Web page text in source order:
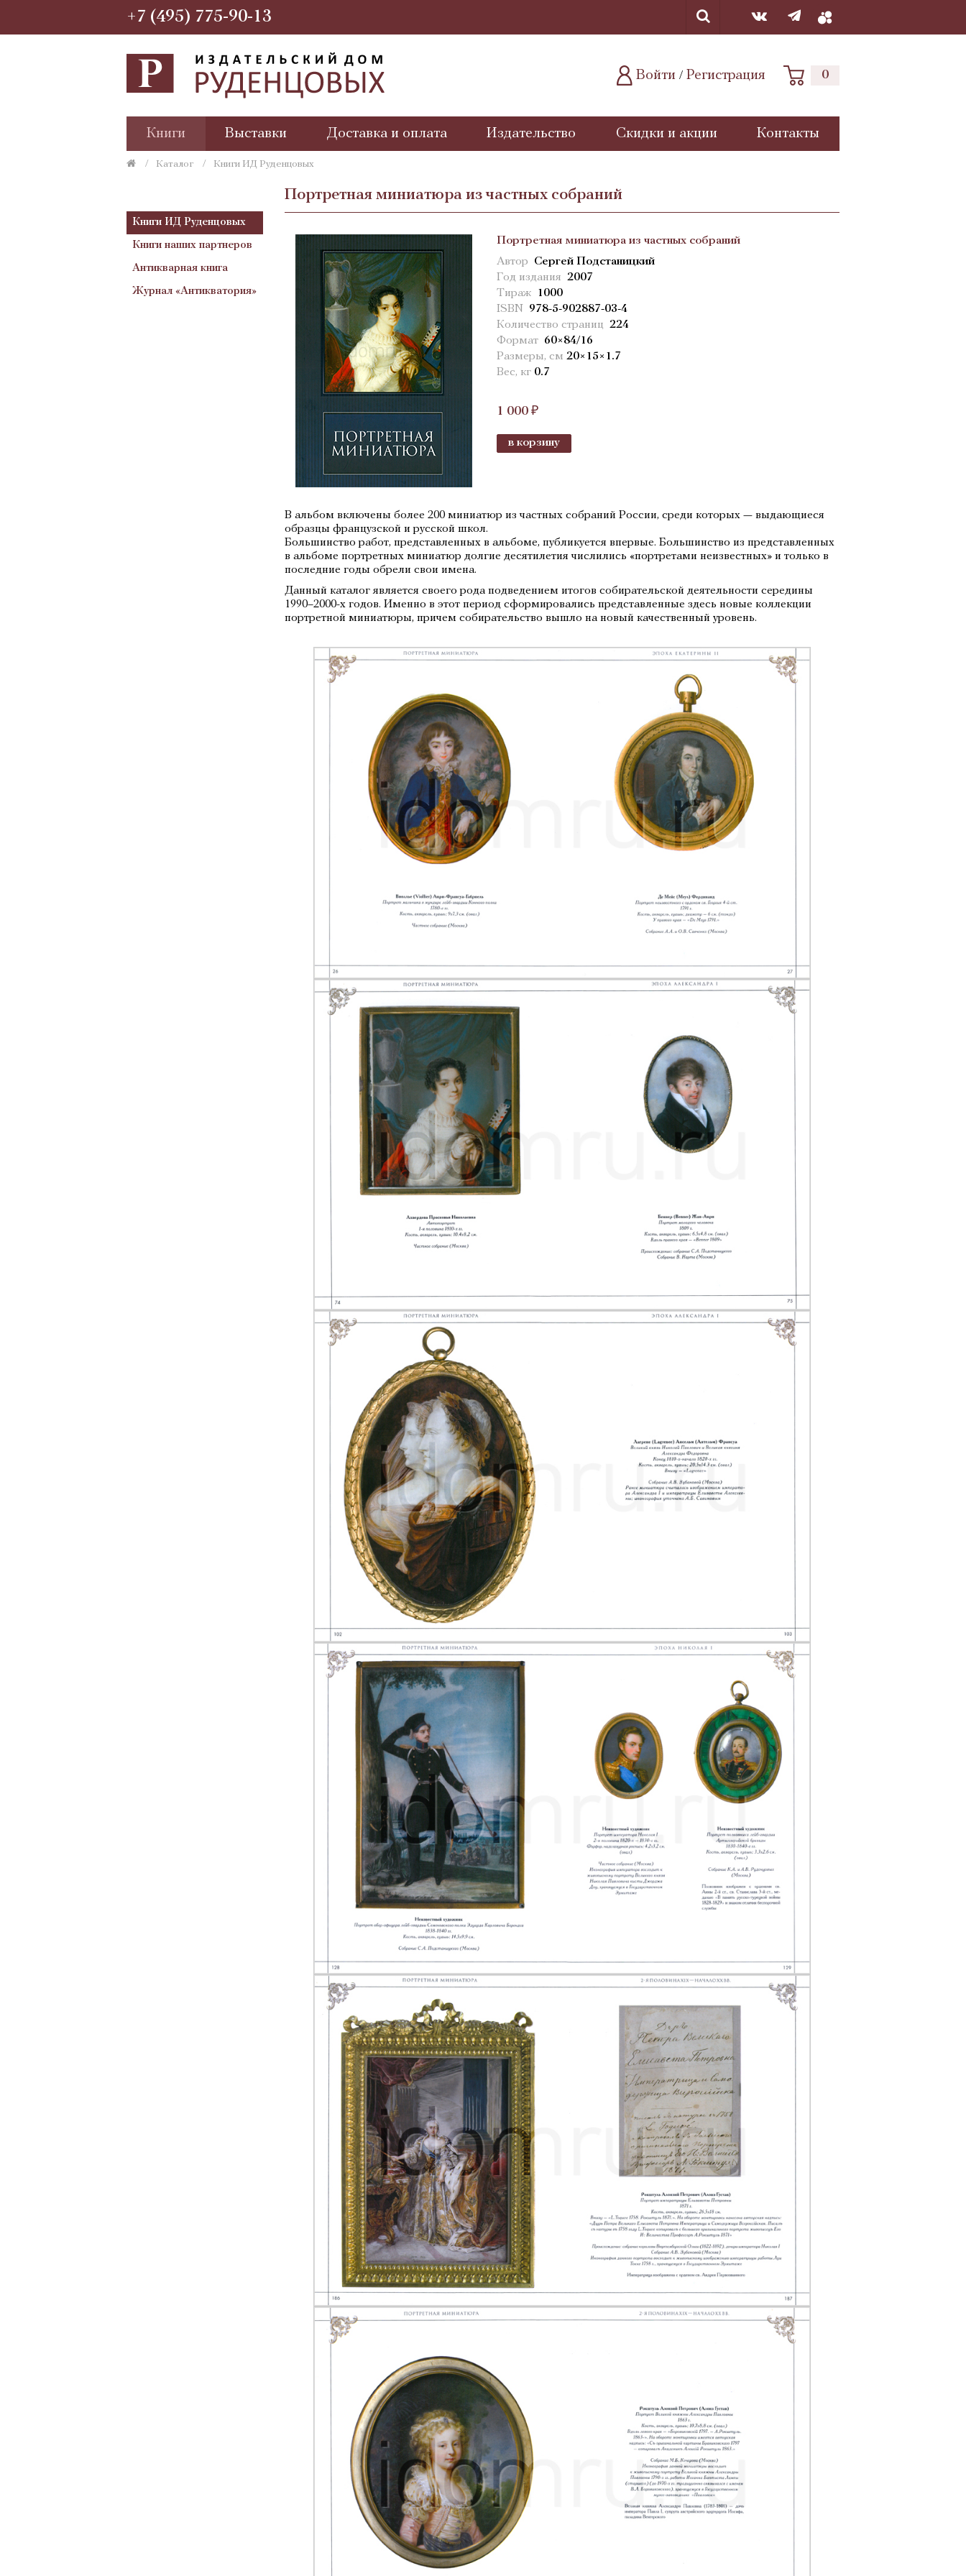
+7 (495) 775-90-13
Войти / Регистрация 0
Книги Выставки Доставка и оплата Издательство Скидки и акции Контакты
Каталог Книги ИД Руденцовых
Книги ИД Руденцовых
Книги наших партнеров
Антикварная книга
Журнал «Антикватория»
Портретная миниатюра из частных собраний
Портретная миниатюра из частных собраний
Автор Сергей Подстаницкий
Год издания 2007
Тираж
1000
ISBN 978-5-902887-03-4
Количество страниц 224
Формат 60×84/16
Размеры, см 20×15×1.7
Вес, кг 0.7
1 000 ₽
в корзину
В альбом включены более 200 миниатюр из частных собраний России, среди которых — выдающиеся
образцы французской и русской школ.
Большинство работ, представленных в альбоме, публикуется впервые. Большинство из представленных
в альбоме портретных миниатюр долгие десятилетия числились «портретами неизвестных» и только в
последние годы обрели свои имена.
Данный каталог является своего рода подведением итогов собирательской деятельности середины
1990–2000-х годов. Именно в этот период сформировались представленные здесь новые коллекции
портретной миниатюры, причем собирательство вышло на новый качественный уровень.